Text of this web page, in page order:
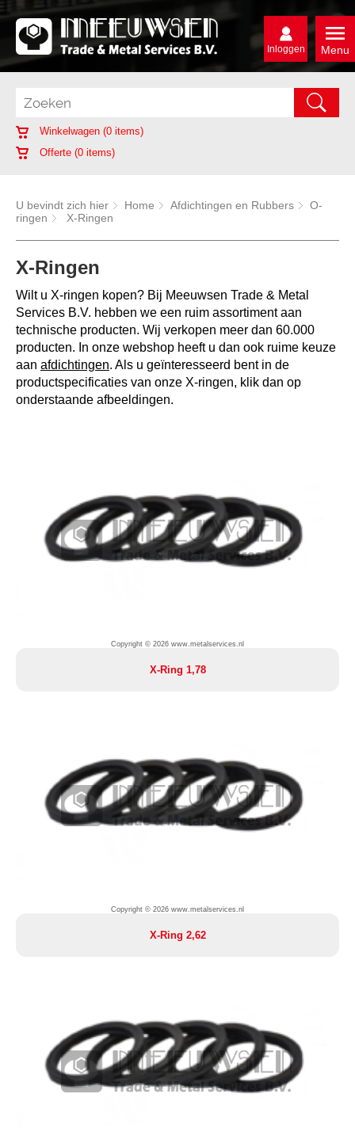
Menu
Inloggen
Winkelwagen (0 items)
Offerte (0 items)
U bevindt zich hier Home Afdichtingen en Rubbers
O-
ringen
X-Ringen
X-Ringen
Wilt u X-ringen kopen? Bij Meeuwsen Trade & Metal
Services B.V. hebben we een ruim assortiment aan
technische producten. Wij verkopen meer dan 60.000
producten. In onze webshop heeft u dan ook ruime keuze
aan afdichtingen. Als u geïnteresseerd bent in de
productspecificaties van onze X-ringen, klik dan op
onderstaande afbeeldingen.
Copyright © 2026 www.metalservices.nl
X-Ring 1,78
Copyright © 2026 www.metalservices.nl
X-Ring 2,62